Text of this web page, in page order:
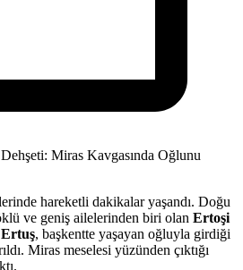
hareketli dakikalar yaşandı. Doğu
ve geniş ailelerinden biri olan Ertoşi
, başkentte yaşayan oğluyla girdiği
Miras meselesi yüzünden çıktığı